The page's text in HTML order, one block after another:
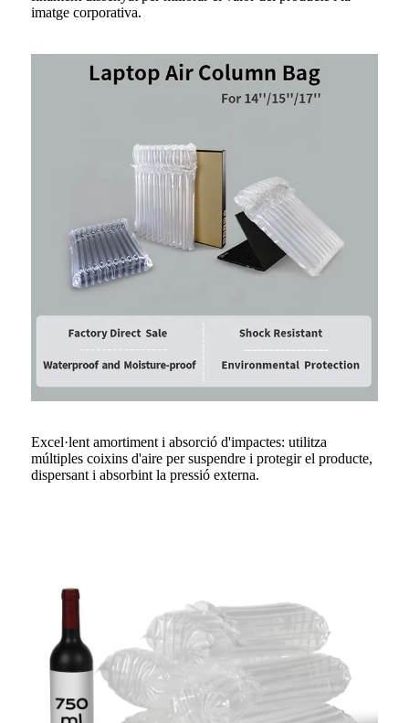
imatge corporativa.
Excel·lent amortiment i absorció d'impactes: utilitza
múltiples coixins d'aire per suspendre i protegir el producte,
dispersant i absorbint la pressió externa.